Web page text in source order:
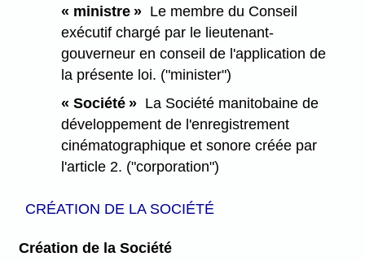
« ministre » Le membre du Conseil
exécutif chargé par le lieutenant-
gouverneur en conseil de l'application de
la présente loi. ("minister")
« Société » La Société manitobaine de
développement de l'enregistrement
cinématographique et sonore créée par
l'article 2. ("corporation")
CRÉATION DE LA SOCIÉTÉ
Création de la Société